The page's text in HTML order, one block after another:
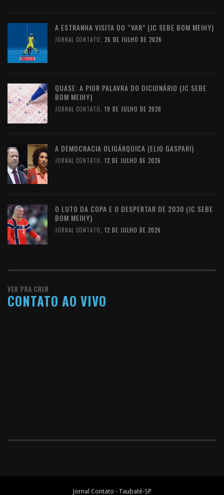
A ESTRANHA VISITA DO “VAR” (JC SEBE BOM MEIHY)
JORNAL CONTATO 26 DE JULHO DE 2026
QUASE: A PIOR PALAVRA DO DICIONÁRIO (JC SEBE
BOM MEIHY)
JORNAL CONTATO 19 DE JULHO DE 2026
A DEMOCRACIA OLIGÁRQUICA (ELIO GASPARI)
JORNAL CONTATO 12 DE JULHO DE 2026
O LUTO DA COPA E O DESPERTAR DE 2030 (JC SEBE
BOM MEIHY)
JORNAL CONTATO 12 DE JULHO DE 2026
VER PRA CRER
CONTATO AO VIVO
Jornal Contato - Taubaté-SP